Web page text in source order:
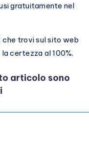
gratuitamente nel
che trovi sul sito web
certezza al 100%.
articolo sono